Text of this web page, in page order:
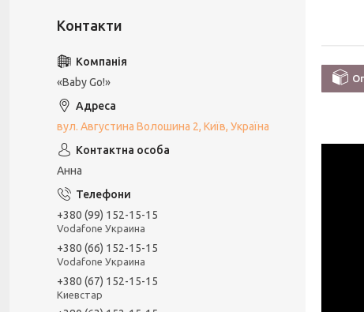
«Baby Go!»
вул. Августина Волошина 2, Київ, Україна
Анна
+380 (99) 152-15-15
Vodafone Украина
+380 (66) 152-15-15
Vodafone Украина
+380 (67) 152-15-15
Киевстар